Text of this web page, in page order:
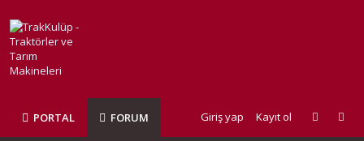
PORTAL FORUM Giriş yap Kayıt ol